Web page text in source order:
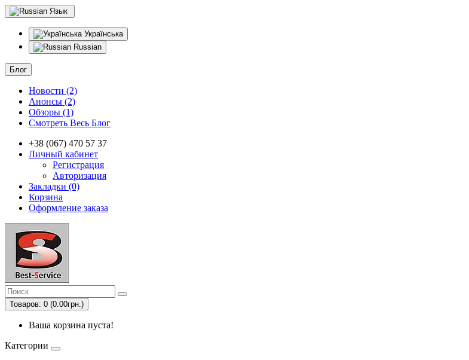
Язык
Українська
Russian
Блог
Новости (2)
Анонсы (2)
Обзоры (1)
Смотреть Весь Блог
+38 (067) 470 57 37
Личный кабинет
Регистрация
Авторизация
Закладки (0)
Корзина
Оформление заказа
Товаров: 0 (0.00грн.)
Ваша корзина пуста!
Категории